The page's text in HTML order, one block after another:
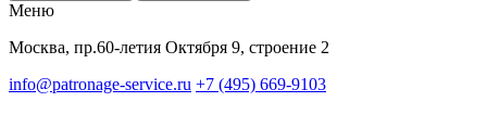
Меню
Москва, пр.60-летия Октября 9, строение 2
info@patronage-service.ru +7 (495) 669-9103